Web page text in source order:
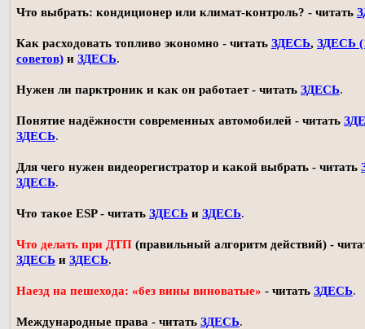
Что выбрать: кондиционер или климат-контроль? - читать
Как расходовать топливо экономно - читать ЗДЕСЬ, ЗДЕСЬ
советов) и ЗДЕСЬ.
Нужен ли парктроник и как он работает - читать ЗДЕСЬ.
Понятие надёжности современных автомобилей - читать
ЗДЕСЬ.
Для чего нужен видеорегистратор и какой выбрать - читать
ЗДЕСЬ.
Что такое ESP - читать ЗДЕСЬ и ЗДЕСЬ.
Что делать при ДТП (правильный алгоритм действий) -
ЗДЕСЬ и ЗДЕСЬ.
Наезд на пешехода: «без вины виноватые» - читать ЗДЕСЬ.
Международные права - читать ЗДЕСЬ.